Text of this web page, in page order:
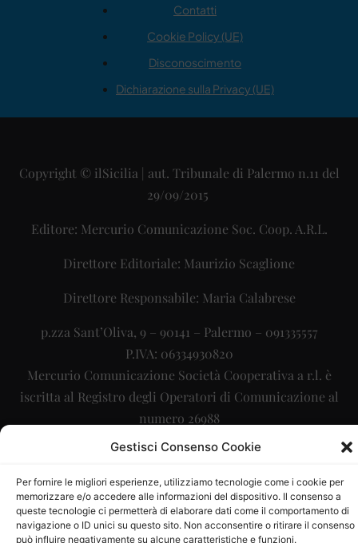
Gestisci Consenso Cookie
Per fornire le migliori esperienze, utilizziamo tecnologie come i cookie per
memorizzare e/o accedere alle informazioni del dispositivo. Il consenso a
queste tecnologie ci permetterà di elaborare dati come il comportamento di
navigazione o ID unici su questo sito. Non acconsentire o ritirare il consenso
può influire negativamente su alcune caratteristiche e funzioni.
Contatti
Cookie Policy (UE)
Disconoscimento
Dichiarazione sulla Privacy (UE)
Copyright © ilSicilia | aut. Tribunale di Palermo n.11 del
29/09/2015
Editore: Mercurio Comunicazione Soc. Coop. A.R.L.
Direttore Editoriale: Maurizio Scaglione
Direttore Responsabile: Maria Calabrese
p.zza Sant’Oliva, 9 – 90141 – Palermo – 091335557
P.IVA: 06334930820
Mercurio Comunicazione Società Cooperativa a r.l. è
iscritta al Registro degli Operatori di Comunicazione al
numero 26988
Sito gestito daLa Digitale srl–info@ladigitale.it